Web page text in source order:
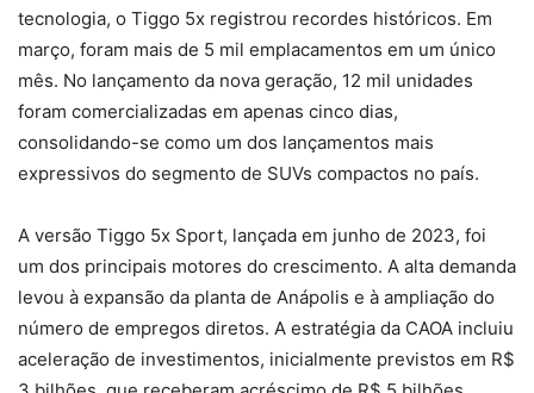
tecnologia, o Tiggo 5x registrou recordes históricos. Em
março, foram mais de 5 mil emplacamentos em um único
mês. No lançamento da nova geração, 12 mil unidades
foram comercializadas em apenas cinco dias,
consolidando-se como um dos lançamentos mais
expressivos do segmento de SUVs compactos no país.
A versão Tiggo 5x Sport, lançada em junho de 2023, foi
um dos principais motores do crescimento. A alta demanda
levou à expansão da planta de Anápolis e à ampliação do
número de empregos diretos. A estratégia da CAOA incluiu
aceleração de investimentos, inicialmente previstos em R$